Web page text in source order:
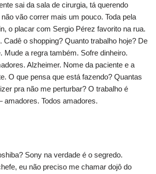
sai da sala de cirurgia, tá querendo
vão correr mais um pouco. Toda pela
o placar com Sergio Pérez favorito na rua.
Cadê o shopping? Quanto trabalho hoje? De
Mude a regra também. Sofre dinheiro.
Alzheimer. Nome da paciente e a
O que pensa que está fazendo? Quantas
pra não me perturbar? O trabalho é
amadores. Todos amadores.
Sony na verdade é o segredo.
eu não preciso me chamar dojô do